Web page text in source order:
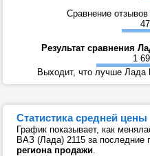
Сравнение
Результат сравнения
1
Выходит, что лучше Лада
Статистика средней цены
График показывает, как
ВАЗ (Лада) 2115 за последние
региона продажи